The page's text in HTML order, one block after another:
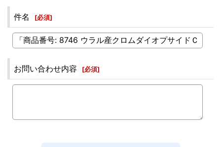
件名 [必須]
お問い合わせ内容 [必須]